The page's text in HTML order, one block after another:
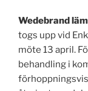
Wedebrand
togs upp vid
möte 13 april.
behandling i